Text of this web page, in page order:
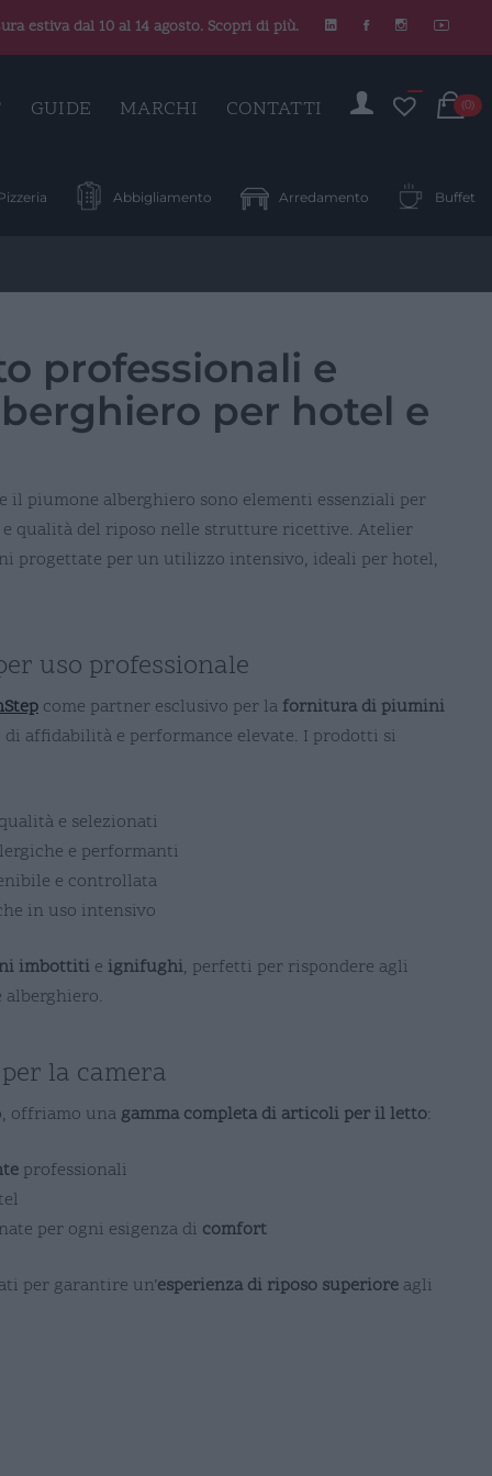
estiva dal 10 al 14 agosto. Scopri di più.
GUIDE MARCHI CONTATTI (0)
Abbigliamento Arredamento Buffet
professionali e
per hotel e
piumone alberghiero sono elementi essenziali per
qualità del riposo nelle strutture ricettive. Atelier
progettate per un utilizzo intensivo, ideali per hotel,
uso professionale
come partner esclusivo per la fornitura di piumini
di affidabilità e performance elevate. I prodotti si
e selezionati
e performanti
e controllata
in uso intensivo
imbottiti e ignifughi, perfetti per rispondere agli
la camera
offriamo unagamma completa di articoli per il letto:
professionali
per ogni esigenza di comfort
per garantire un’esperienza di riposo superiore agli